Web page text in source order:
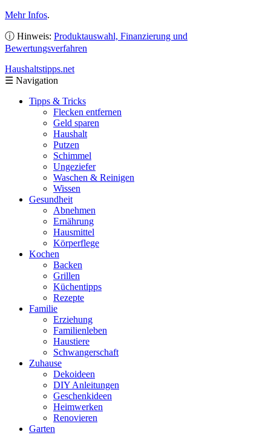
Mehr Infos.
ⓘ Hinweis: Produktauswahl, Finanzierung und
Bewertungsverfahren
Haushaltstipps.net
☰ Navigation
Tipps & Tricks
Flecken entfernen
Geld sparen
Haushalt
Putzen
Schimmel
Ungeziefer
Waschen & Reinigen
Wissen
Gesundheit
Abnehmen
Ernährung
Hausmittel
Körperflege
Kochen
Backen
Grillen
Küchentipps
Rezepte
Familie
Erziehung
Familienleben
Haustiere
Schwangerschaft
Zuhause
Dekoideen
DIY Anleitungen
Geschenkideen
Heimwerken
Renovieren
Garten